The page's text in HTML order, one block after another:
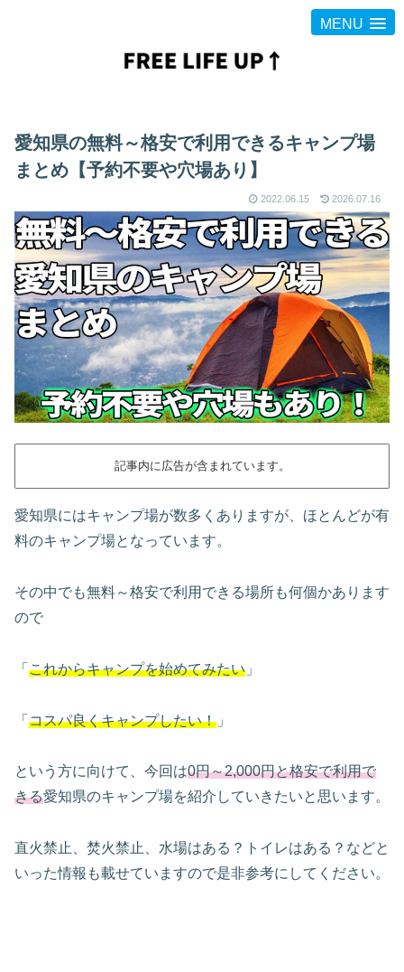
MENU
愛知県の無料～格安で利用できるキャンプ場
まとめ【予約不要や穴場あり】
2022.06.15 2026.07.16
記事内に広告が含まれています。
愛知県にはキャンプ場が数多くありますが、ほとんどが有
料のキャンプ場となっています。
その中でも無料～格安で利用できる場所も何個かあります
ので
「 これからキャンプを始めてみたい 」
「 コスパ良くキャンプしたい！ 」
という方に向けて、今回は0円～2,000円と格安で利用で
きる愛知県のキャンプ場を紹介していきたいと思います。
直火禁止、焚火禁止、水場はある？トイレはある？などと
いった情報も載せていますので是非参考にしてください。